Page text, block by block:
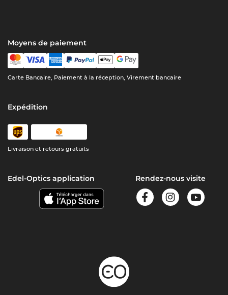
Moyens de paiement
Carte Bancaire, Paiement à la réception, Virement bancaire
Expédition
Livraison et retours gratuits
Edel-Optics application Rendez-nous visite